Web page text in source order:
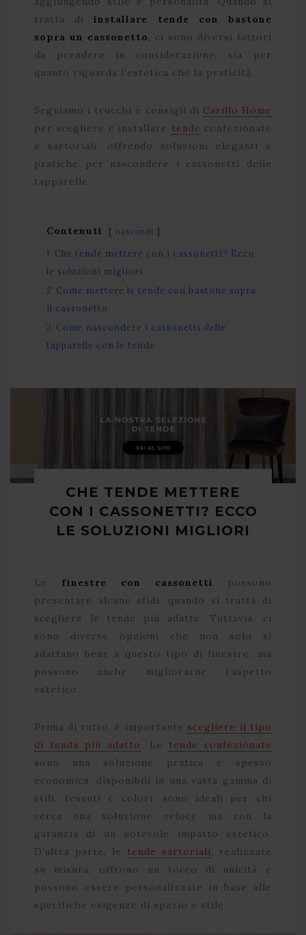
tratta diinstallare tende con bastone
sopra un cassonetto, ci sono diversi fattori
da prendere in considerazione, sia per
quanto riguarda l’estetica che la praticità.
Seguiamo i trucchi e consigli di Carillo Home
per scegliere e installare tende confezionate
e sartoriali, offrendo soluzioni eleganti e
pratiche per nascondere i cassonetti delle
tapparelle.
Contenuti nascondi
1
Che tende mettere con i cassonetti? Ecco
le soluzioni migliori
2 Come mettere le tende con bastone sopra
il cassonetto
3 Come nascondere i cassonetti delle
tapparelle con le tende
CHE TENDE METTERE
CON I CASSONETTI? ECCO
LE SOLUZIONI MIGLIORI
Le finestre con cassonetti
possono
presentare alcune sfide quando si tratta di
scegliere le tende più adatte. Tuttavia, ci
sono diverse opzioni che non solo si
adattano bene a questo tipo di finestre, ma
possono anche migliorarne l’aspetto
estetico.
Prima di tutto, è importante scegliere il tipo
di tenda più adatto. Le tende confezionate
sono una soluzione pratica e spesso
economica, disponibili in una vasta gamma di
stili, tessuti e colori: sono ideali per chi
cerca una soluzione veloce ma con la
garanzia di un notevole impatto estetico.
D’altra parte, le tende sartoriali, realizzate
su misura, offrono un tocco di unicità e
possono essere personalizzate in base alle
specifiche esigenze di spazio e stile.